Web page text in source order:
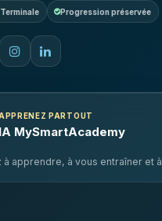
Progression préservée
APPRENEZ PARTOUT
IA MySmartAcademy
à apprendre, à vous entraîner